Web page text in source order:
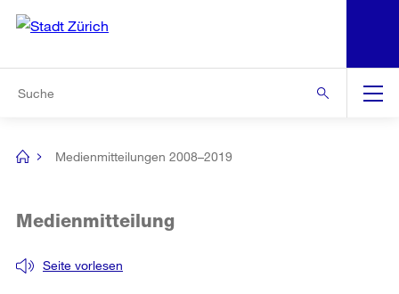
Navigation
[no
Medienmitteilungen 2008–2019
Seite vorlesen
Medienmitteilung